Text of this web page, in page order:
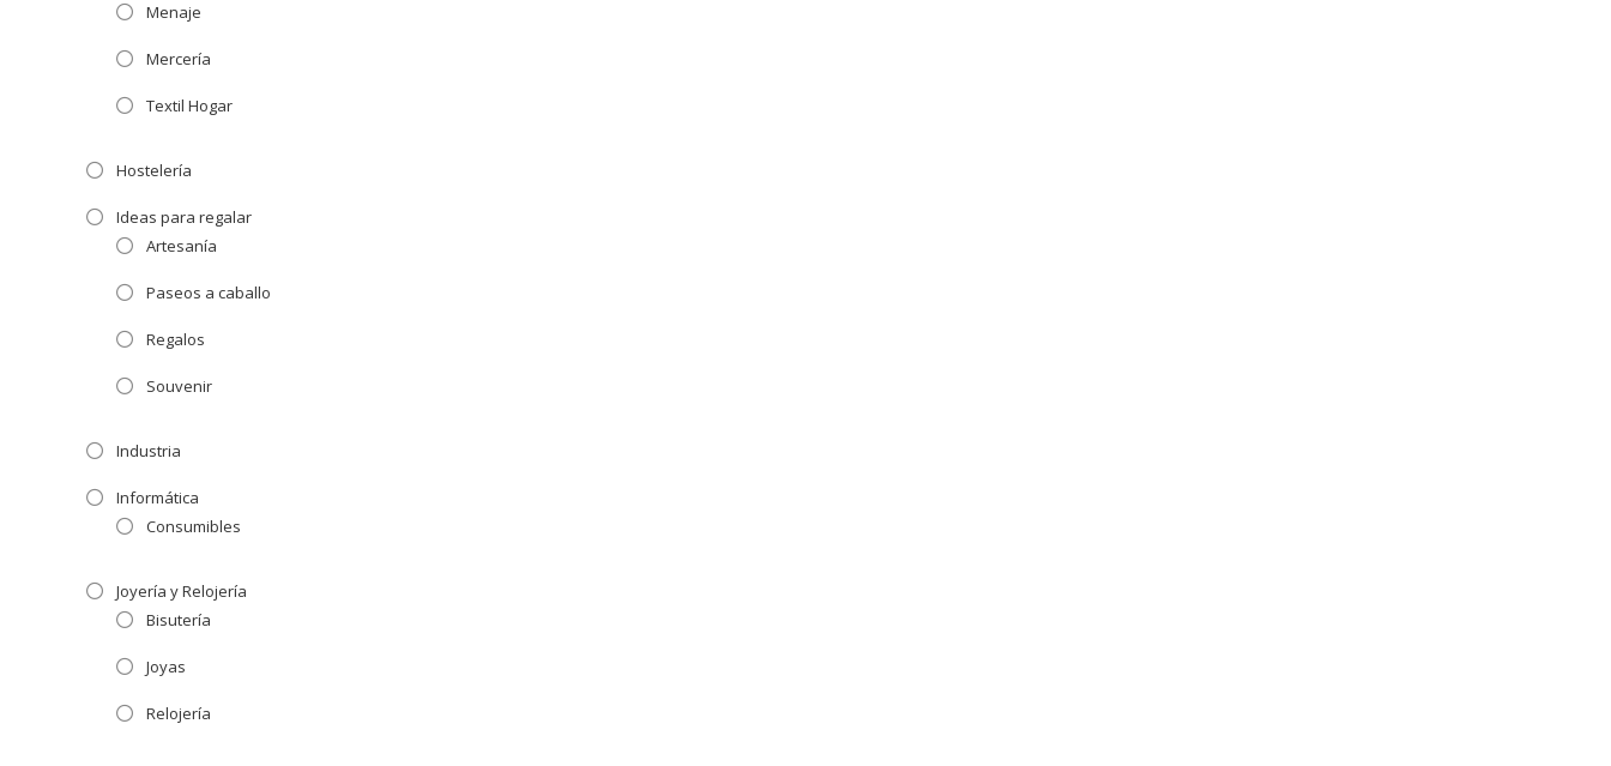
Menaje
Mercería
Textil Hogar
Hostelería
Ideas para regalar
Artesanía
Paseos a caballo
Regalos
Souvenir
Industria
Informática
Consumibles
Joyería y Relojería
Bisutería
Joyas
Relojería